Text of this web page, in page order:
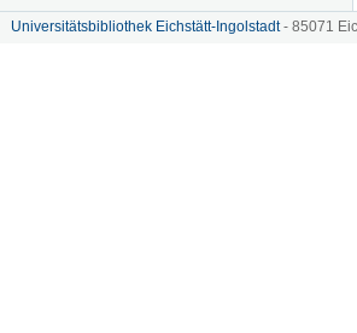
Universitätsbibliothek Eichstätt-Ingolstadt- 85071